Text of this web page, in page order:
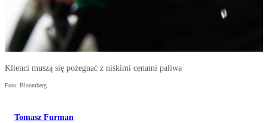
Klienci muszą się pożegnać z niskimi cenami paliwa
Foto: Bloomberg
Tomasz Furman